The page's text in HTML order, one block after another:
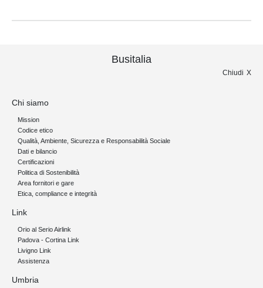
Busitalia
Chiudi
Chi siamo
Mission
Codice etico
Qualità, Ambiente, Sicurezza e Responsabilità Sociale
Dati e bilancio
Certificazioni
Politica di Sostenibilità
Area fornitori e gare
Etica, compliance e integrità
Link
Orio al Serio Airlink
Padova - Cortina Link
Livigno Link
Assistenza
Umbria